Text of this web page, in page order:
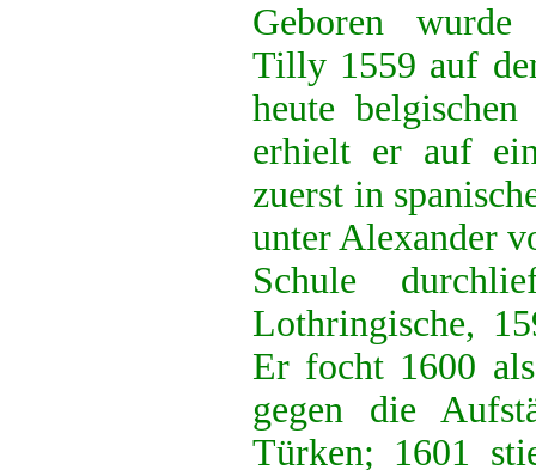
Geboren wurde
Tilly 1559 auf
heute
erhielt er auf
zuerst in
unter Alexander
Schule
Lothringische,
Er focht 1600
gegen die
Türken; 1601